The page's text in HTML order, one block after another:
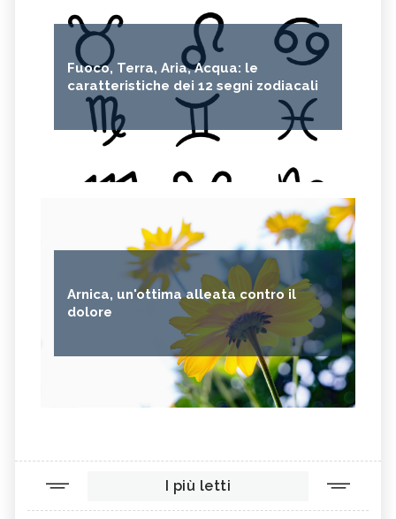
Fuoco, Terra, Aria, Acqua: le
caratteristiche dei 12 segni zodiacali
Arnica, un'ottima alleata contro il
dolore
I più letti